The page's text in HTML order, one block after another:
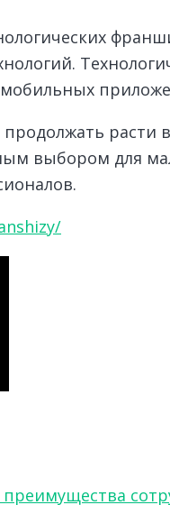
расти
выбором для